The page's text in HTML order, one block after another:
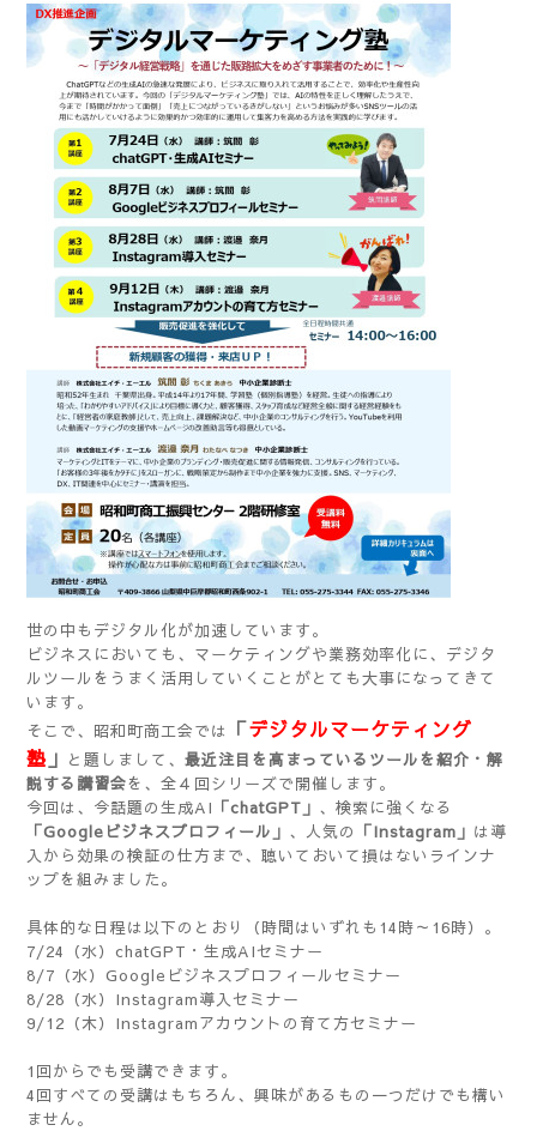
世の中もデジタル化が加速しています。
ビジネスにおいても、マーケティングや業務効率化に、デジタ
ルツールをうまく活用していくことがとても大事になってきて
います。
そこで、昭和町商工会では
「デジタルマーケティング
塾 」 と題しまして、 最近注目を高まっているツールを紹介・解
説する講習会を、全４回シリーズで開催します。
今回は、今話題の生成AI 「chatGPT」 、検索に強くなる
「Googleビジネスプロフィール」 、人気の 「Instagram」 は導
入から効果の検証の仕方まで、聴いておいて損はないラインナ
ップを組みました。
具体的な日程は以下のとおり（時間はいずれも14時～16時）。
7/24（水）chatGPT・生成AIセミナー
8/7（水）Googleビジネスプロフィールセミナー
8/28（水）Instagram導入セミナー
9/12（木）Instagramアカウントの育て方セミナー
1回からでも受講できます。
4回すべての受講はもちろん、興味があるもの一つだけでも構い
ません。